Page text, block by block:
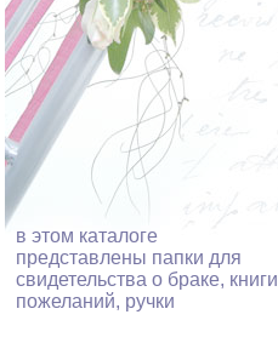
в этом каталоге
представлены папки для
свидетельства о браке, книги
пожеланий, ручки